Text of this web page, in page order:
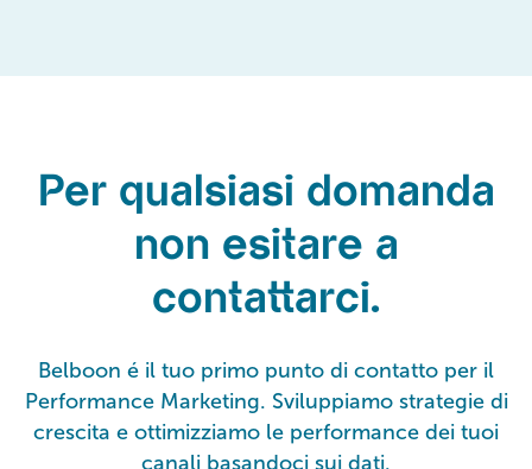
Per qualsiasi domanda
non esitare a
contattarci.
Belboon é il tuo primo punto di contatto per il
Performance Marketing. Sviluppiamo strategie di
crescita e ottimizziamo le performance dei tuoi
canali basandoci sui dati.